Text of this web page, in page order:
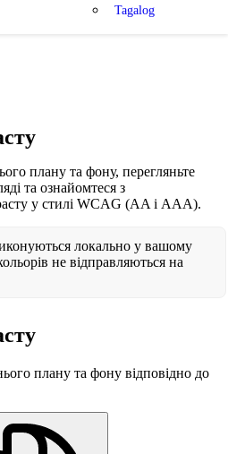
Tagalog
плану та фону, перегляньте
та ознайомтеся з
у стилі WCAG (AA і AAA).
локально у вашому
не відправляються на
плану та фону відповідно до